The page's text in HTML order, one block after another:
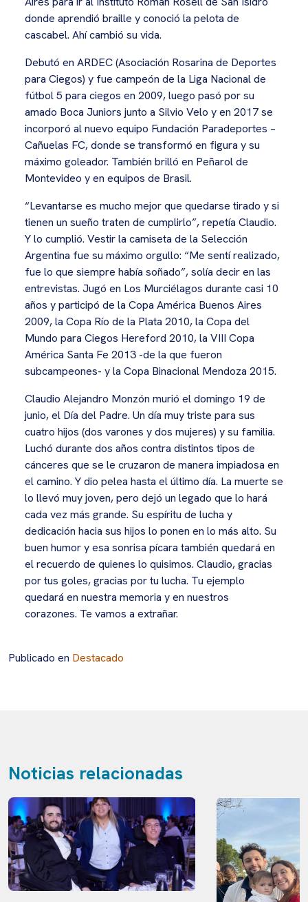
donde aprendió braille y conoció la pelota de
cascabel. Ahí cambió su vida.
Debutó en ARDEC (Asociación Rosarina de Deportes
para Ciegos) y fue campeón de la Liga Nacional de
fútbol 5 para ciegos en 2009, luego pasó por su
amado Boca Juniors junto a Silvio Velo y en 2017 se
incorporó al nuevo equipo Fundación Paradeportes –
Cañuelas FC, donde se transformó en figura y su
máximo goleador. También brilló en Peñarol de
Montevideo y en equipos de Brasil.
“Levantarse es mucho mejor que quedarse tirado y si
tienen un sueño traten de cumplirlo”, repetía Claudio.
Y lo cumplió. Vestir la camiseta de la Selección
Argentina fue su máximo orgullo: “Me sentí realizado,
fue lo que siempre había soñado”, solía decir en las
entrevistas. Jugó en Los Murciélagos durante casi 10
años y participó de la Copa América Buenos Aires
2009, la Copa Río de la Plata 2010, la Copa del
Mundo para Ciegos Hereford 2010, la VIII Copa
América Santa Fe 2013 -de la que fueron
subcampeones- y la Copa Binacional Mendoza 2015.
Claudio Alejandro Monzón murió el domingo 19 de
junio, el Día del Padre. Un día muy triste para sus
cuatro hijos (dos varones y dos mujeres) y su familia.
Luchó durante dos años contra distintos tipos de
cánceres que se le cruzaron de manera impiadosa en
el camino. Y dio pelea hasta el último día. La muerte se
lo llevó muy joven, pero dejó un legado que lo hará
cada vez más grande. Su espíritu de lucha y
dedicación hacia sus hijos lo ponen en lo más alto. Su
buen humor y esa sonrisa pícara también quedará en
el recuerdo de quienes lo quisimos. Claudio, gracias
por tus goles, gracias por tu lucha. Tu ejemplo
quedará en nuestra memoria y en nuestros
corazones. Te vamos a extrañar.
Publicado en Destacado
Noticias relacionadas